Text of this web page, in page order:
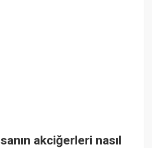
akciğerleri nasıl